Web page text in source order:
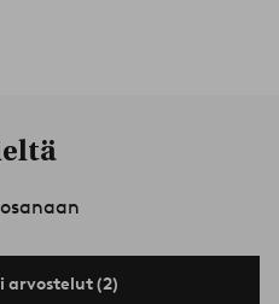
arvostelut (2)